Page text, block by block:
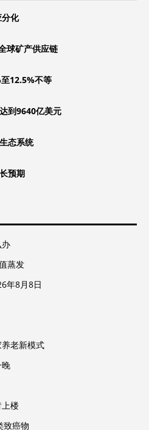
化
球矿产供应链
12.5%不等
到9640亿美元
态系统
预期
蒸发
年8月8日
养老新模式
楼
致癌物